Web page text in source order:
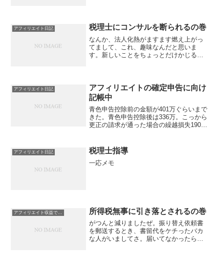
くないわと思っておりました...
アフィリエイト日記 税理士にコンサルを断られるの巻
なんか、法人化熱がますます燃え上がっ
てまして、これ、趣味なんだと思いま
す。新しいことをちょっとだけかじるの
今の税理士さん（小動物系美...
アフィリエイト日記
アフィリエイトの確定申告に向け
記帳中
青色申告控除前の金額が401万ぐらいまで
きた。青色申告控除後は336万。こっから
更正の請求が通った場合の繰越損失190万
か。頑張れ頑張れ。
アフィリエイト日記 税理士指導
一応メモ
アフィリエイト収益で扶養外に！？ 所得税無事に引き落とされるの巻
がつんと減りましたぜ。振り替え依頼書
を郵送するとき、書留代をケチったバカ
な人がいましてさ。届いてなかったらど